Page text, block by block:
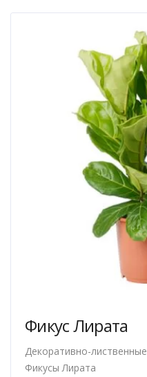
Фикус Лирата
Декоративно-лиственные
Фикусы Лирата